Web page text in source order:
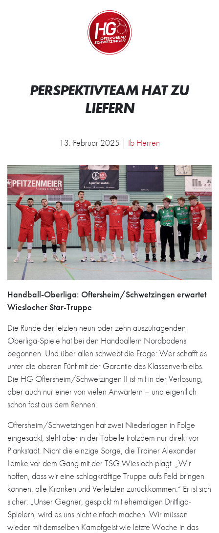
Zur Startseite
PERSPEKTIVTEAM HAT ZU
LIEFERN
13. Februar 2025 | Ib Herren
Handball-Oberliga: Oftersheim/Schwetzingen erwartet
Wieslocher Star-Truppe
Die Runde der letzten neun oder zehn auszutragenden
Oberliga-Spiele hat bei den Handballern Nordbadens
begonnen. Und über allen schwebt die Frage: Wer schafft es
unter die oberen Fünf mit der Garantie des Klassenverbleibs.
Die HG Oftersheim/Schwetzingen II ist mit in der Verlosung,
aber auch nur einer von vielen Anwärtern – und eigentlich
schon fast aus dem Rennen.
Oftersheim/Schwetzingen hat zwei Niederlagen in Folge
eingesackt, steht aber in der Tabelle trotzdem nur direkt vor
Plankstadt. Nicht die einzige Sorge, die Trainer Alexander
Lemke vor dem Gang mit der TSG Wiesloch plagt. „Wir
hoffen, dass wir eine schlagkräftige Truppe aufs Feld bringen
können, alle Kranken und Verletzten zurückkommen.“ Er ist sich
sicher: „Unser Gegner, gespickt mit ehemaligen Drittliga-
Spielern, wird es uns nicht einfach machen. Wir müssen
wieder mit demselben Kampfgeist wie letzte Woche in das